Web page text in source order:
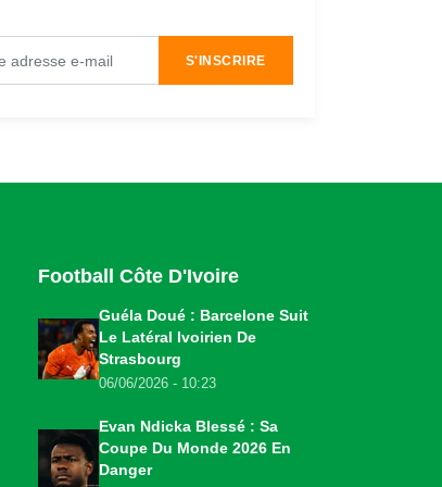
S'INSCRIRE
Football Côte D'Ivoire
Guéla Doué : Barcelone Suit
Le Latéral Ivoirien De
Strasbourg
06/06/2026 - 10:23
Evan Ndicka Blessé : Sa
Coupe Du Monde 2026 En
Danger